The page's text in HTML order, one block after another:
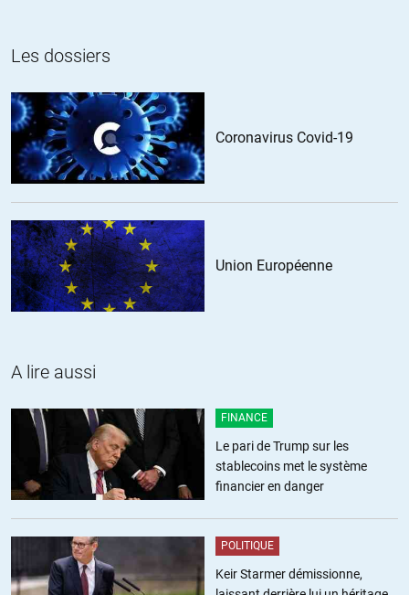
Les dossiers
Coronavirus Covid-19
Union Européenne
A lire aussi
FINANCE
Le pari de Trump sur les
stablecoins met le système
financier en danger
POLITIQUE
Keir Starmer démissionne,